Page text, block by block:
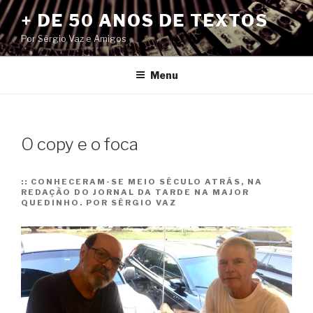
Pular
para
o
conteúdo
+ DE 50 ANOS DE TEXTOS
Por Sérgio Vaz e Amigos
Menu
O copy e o foca
:: CONHECERAM-SE MEIO SÉCULO ATRÁS, NA
REDAÇÃO DO JORNAL DA TARDE NA MAJOR
QUEDINHO. POR SÉRGIO VAZ